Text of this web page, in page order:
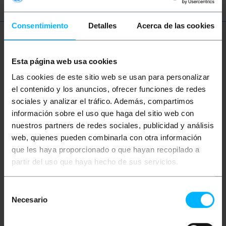
Consentimiento Detalles Acerca de las cookies
Esta página web usa cookies
Las cookies de este sitio web se usan para personalizar
el contenido y los anuncios, ofrecer funciones de redes
sociales y analizar el tráfico. Además, compartimos
información sobre el uso que haga del sitio web con
nuestros partners de redes sociales, publicidad y análisis
web, quienes pueden combinarla con otra información
que les haya proporcionado o que hayan recopilado a
partir del uso que haya hecho de sus servicios.
Necesario
Mais informações
Descrição
Cabo de alimentação para PC, computador ou
equipamento eletrônico baseado no conector IEC-
60320. Em uma extremidade tem um conector IEC-
60320-C13 (fêmea) e do outro lado da Schuko
(macho). Cabo tripolar de 3 m e que está em
conformidade com os regulamentos comunitários
em termos de diâmetro (6,5-6,8 mm). A seção do
cabo é de 1,0 mm x 3 condutores e suporta 2500W